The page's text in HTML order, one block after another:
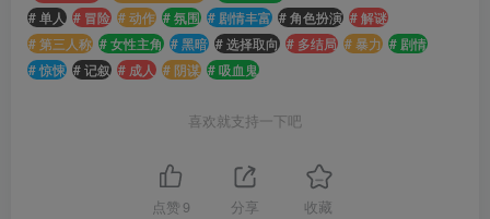
# 单人 # 冒险 # 动作 # 氛围 # 剧情丰富 # 角色扮演 # 解谜
# 第三人称 # 女性主角 # 黑暗 # 选择取向 # 多结局 # 暴力 # 剧情
# 惊悚 # 记叙 # 成人 # 阴谋 # 吸血鬼
喜欢就支持一下吧
点赞 9 分享 收藏